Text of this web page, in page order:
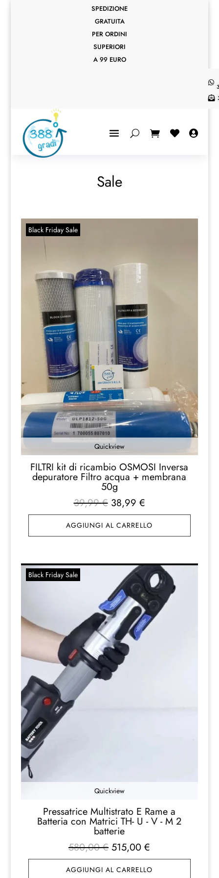
SPEDIZIONE
GRATUITA
PER ORDINI
SUPERIORI
A 99 EURO


 
Sale
Black Friday Sale
Quickview
FILTRI kit di ricambio OSMOSI Inversa
depuratore Filtro acqua + membrana
50g
39,99€ Il
prezzo
originale
era:
38,99 €Il
prezzo
attuale
è:
AGGIUNGI AL CARRELLO
Black Friday Sale
Quickview
Pressatrice Multistrato E Rame a
Batteria con Matrici TH- U - V - M 2
batterie
580,00€ Il
prezzo
originale
515,00€
prezzo
attuale
AGGIUNGI AL CARRELLO